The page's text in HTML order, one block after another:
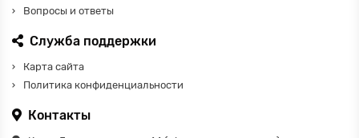
Вопросы и ответы
Служба поддержки
Карта сайта
Политика конфиденциальности
Контакты